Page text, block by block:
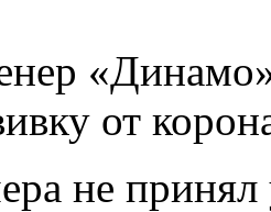
от
не принял